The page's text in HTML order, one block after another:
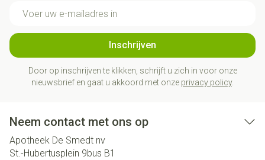
Inschrijven
Door op inschrijven te klikken, schrijft u zich in voor onze
nieuwsbrief en gaat u akkoord met onze privacy policy.
Neem contact met ons op
Apotheek De Smedt nv
St.-Hubertusplein 9bus B1